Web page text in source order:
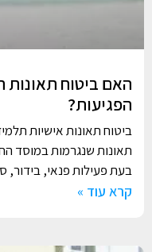
האם ביטוח תאונות
הפגיעות?
תאונות שנגרמות במוסד
בעת פעילות פנאי, בידור,
קרא עוד »